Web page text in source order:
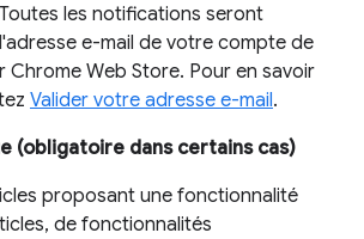
les notifications seront
e-mail de votre compte de
Chrome Web Store. Pour en savoir
Valider votre adresse e-mail.
(obligatoire dans certains cas)
proposant une fonctionnalité
de fonctionnalités